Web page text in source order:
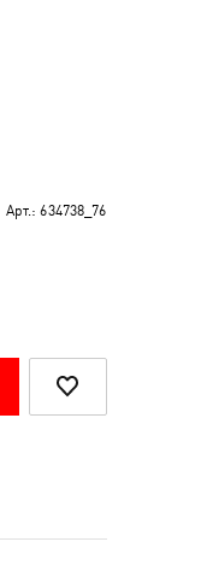
Арт.: 634738_76